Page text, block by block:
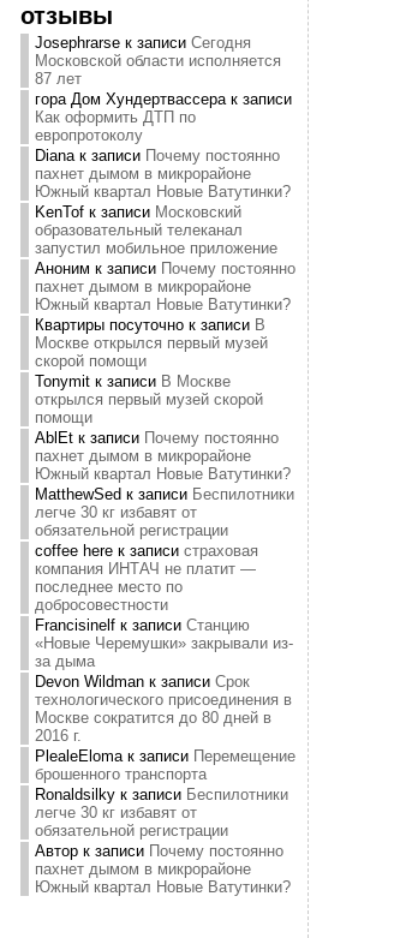
отзывы
Josephrarseк записи Сегодня
Московской области исполняется
87 лет
гора Дом Хундертвассерак записи
Как оформить ДТП по
европротоколу
Dianaк записи Почему постоянно
пахнет дымом в микрорайоне
Южный квартал Новые Ватутинки?
KenTofк записи Московский
образовательный телеканал
запустил мобильное приложение
Аноним к записи Почему постоянно
пахнет дымом в микрорайоне
Южный квартал Новые Ватутинки?
Квартиры посуточнок записи В
Москве открылся первый музей
скорой помощи
Tonymitк записи В Москве
открылся первый музей скорой
помощи
AblEtк записи Почему постоянно
пахнет дымом в микрорайоне
Южный квартал Новые Ватутинки?
MatthewSed к записи Беспилотники
легче 30 кг избавят от
обязательной регистрации
coffee hereк записи страховая
компания ИНТАЧ не платит —
последнее место по
добросовестности
Francisinelfк записи Станцию
«Новые Черемушки» закрывали из-
за дыма
Devon Wildmanк записи Срок
технологического присоединения в
Москве сократится до 80 дней в
2016 г.
PlealeElomaк записи Перемещение
брошенного транспорта
Ronaldsilkyк записи Беспилотники
легче 30 кг избавят от
обязательной регистрации
Авторк записи Почему постоянно
пахнет дымом в микрорайоне
Южный квартал Новые Ватутинки?